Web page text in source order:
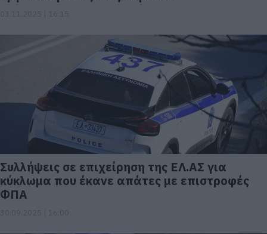
Συλλήψεις σε επιχείρηση της ΕΛ.ΑΣ για
κύκλωμα που έκανε απάτες με επιστροφές
ΦΠΑ